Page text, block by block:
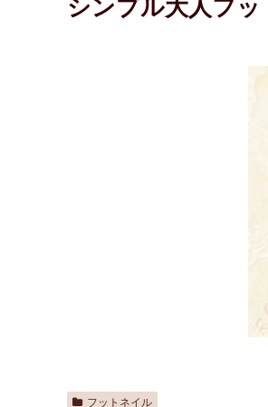
シンプル大人フ
フットネイル